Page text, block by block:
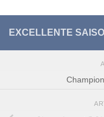
EXCELLENTE